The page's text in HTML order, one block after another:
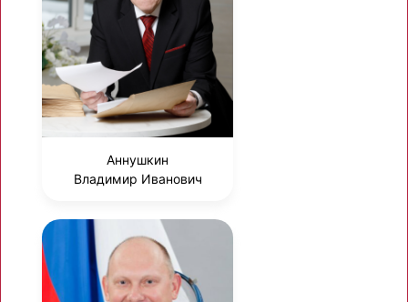
Аннушкин
Владимир Иванович